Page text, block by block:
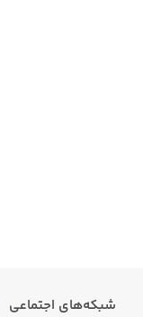
شبکه‌های اجتماعی